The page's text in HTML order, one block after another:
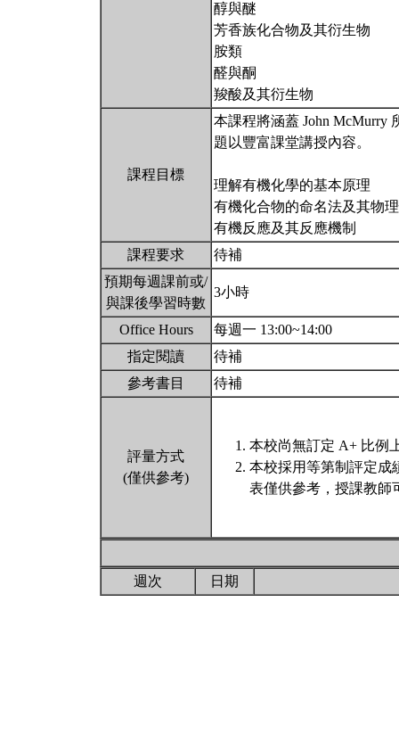
醇與醚
芳香族化合物及其衍生物
胺類
醛與酮
羧酸及其衍生物
課程目標
本課程將涵蓋 John McMurry
題以豐富課堂講授內容。
理解有機化學的基本原理
有機化合物的命名法及其物
有機反應及其反應機制
課程要求
待補
預期每週課前或/
與課後學習時數
3小時
Office Hours
每週一 13:00~14:00
指定閱讀
待補
參考書目
待補
評量方式
(僅供參考)
本校尚無訂定 A+ 比例
本校採用等第制評定成
表僅供參考，授課教師
週次 日期